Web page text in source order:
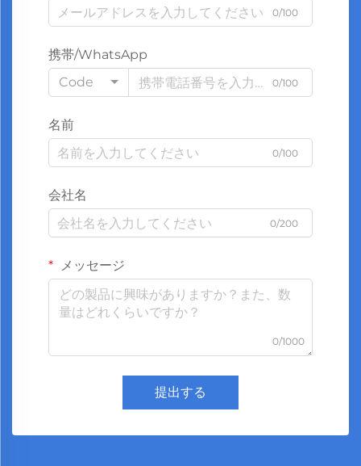
0/100
携帯/WhatsApp
Code
0/100
名前
0/100
会社名
0/200
メッセージ
0/1000
提出する